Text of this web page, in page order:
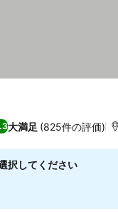
大満足 (825件の評価)
択してください